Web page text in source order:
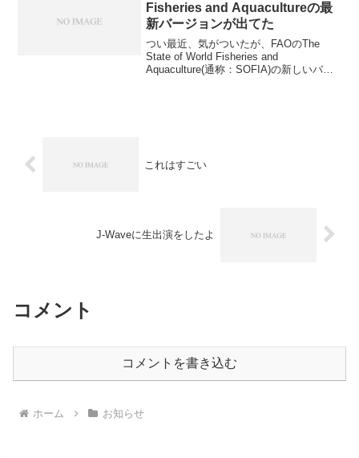
Fisheries and Aquacultureの最
新バージョンが出てた
つい最近、気がついたが、FAOのThe
State of World Fisheries and
Aquaculture(通称：SOFIA)の新しいバー
これはすごい
J-Waveに生出演をしたよ
コメント
コメントを書き込む
ホーム お知らせ